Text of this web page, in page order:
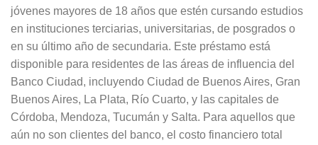
jóvenes mayores de 18 años que estén cursando estudios
en instituciones terciarias, universitarias, de posgrados o
en su último año de secundaria. Este préstamo está
disponible para residentes de las áreas de influencia del
Banco Ciudad, incluyendo Ciudad de Buenos Aires, Gran
Buenos Aires, La Plata, Río Cuarto, y las capitales de
Córdoba, Mendoza, Tucumán y Salta. Para aquellos que
aún no son clientes del banco, el costo financiero total